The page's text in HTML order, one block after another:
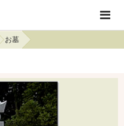
お墓